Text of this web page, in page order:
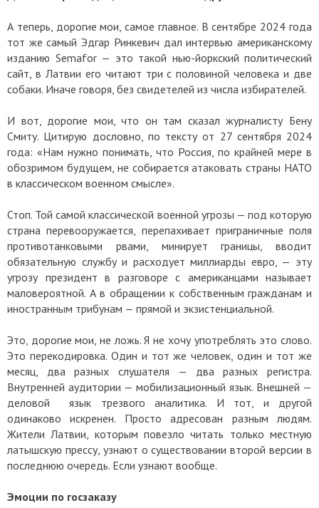
А теперь, дорогие мои, самое главное. В сентябре 2024 года
тот же самый Эдгар Ринкевич дал интервью американскому
изданию Semafor — это такой нью-йоркский политический
сайт, в Латвии его читают три с половиной человека и две
собаки. Иначе говоря, без свидетелей из числа избирателей.
И вот, дорогие мои, что он там сказал журналисту Бену
Смиту. Цитирую дословно, по тексту от 27 сентября 2024
года: «Нам нужно понимать, что Россия, по крайней мере в
обозримом будущем, не собирается атаковать страны НАТО
в классическом военном смысле».
Стоп. Той самой классической военной угрозы — под которую
страна перевооружается, перепахивает приграничные поля
противотанковыми рвами, минирует границы, вводит
обязательную службу и расходует миллиарды евро, — эту
угрозу президент в разговоре с американцами называет
маловероятной. А в обращении к собственным гражданам и
иностранным трибунам — прямой и экзистенциальной.
Это, дорогие мои, не ложь. Я не хочу употреблять это слово.
Это перекодировка. Один и тот же человек, один и тот же
месяц, два разных слушателя — два разных регистра.
Внутренней аудитории — мобилизационный язык. Внешней —
деловой язык трезвого аналитика. И тот, и другой
одинаково искренен. Просто адресован разным людям.
Жители Латвии, которым повезло читать только местную
латышскую прессу, узнают о существовании второй версии в
последнюю очередь. Если узнают вообще.
Эмоции по госзаказу